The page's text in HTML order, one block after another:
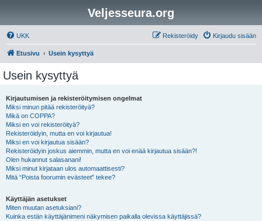
Veljesseura.org
UKK Kirjaudu sisään
Rekisteröidy
Etusivu Usein kysyttyä
Usein kysyttyä
Kirjautumisen ja rekisteröitymisen ongelmat
Miksi minun pitää rekisteröityä?
Mikä on COPPA?
Miksi en voi rekisteröityä?
Rekisteröidyin, mutta en voi kirjautua!
Miksi en voi kirjautua sisään?
Rekisteröidyin joskus aiemmin, mutta en voi enää kirjautua sisään?!
Olen hukannut salasanani!
Miksi minut kirjataan ulos automaattisesti?
Mitä “Poista foorumin evästeet” tekee?
Käyttäjän asetukset
Miten muutan asetuksiani?
Kuinka estän käyttäjänimeni näkymisen paikalla olevissa käyttäjissä?